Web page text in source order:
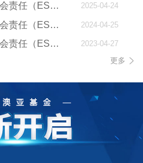
中国信达发布《2024年社会责任（ESG）报告》 2025-04-24
中国信达发布《2023年社会责任（ESG）报告》 2024-04-25
中国信达发布《2022年社会责任（ESG）报告》
2023-04-27
更多